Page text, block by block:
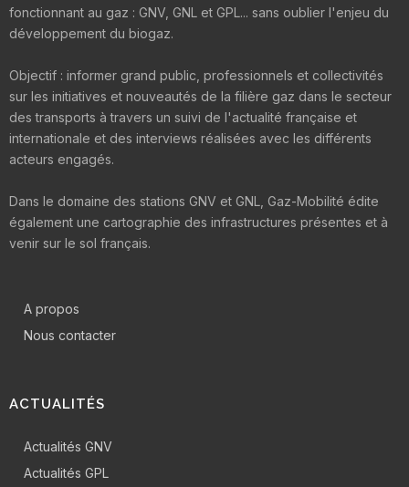
fonctionnant au gaz : GNV, GNL et GPL... sans oublier l'enjeu du
développement du biogaz.
Objectif : informer grand public, professionnels et collectivités
sur les initiatives et nouveautés de la filière gaz dans le secteur
des transports à travers un suivi de l'actualité française et
internationale et des interviews réalisées avec les différents
acteurs engagés.
Dans le domaine des stations GNV et GNL, Gaz-Mobilité édite
également une cartographie des infrastructures présentes et à
venir sur le sol français.
A propos
Nous contacter
ACTUALITÉS
Actualités GNV
Actualités GPL